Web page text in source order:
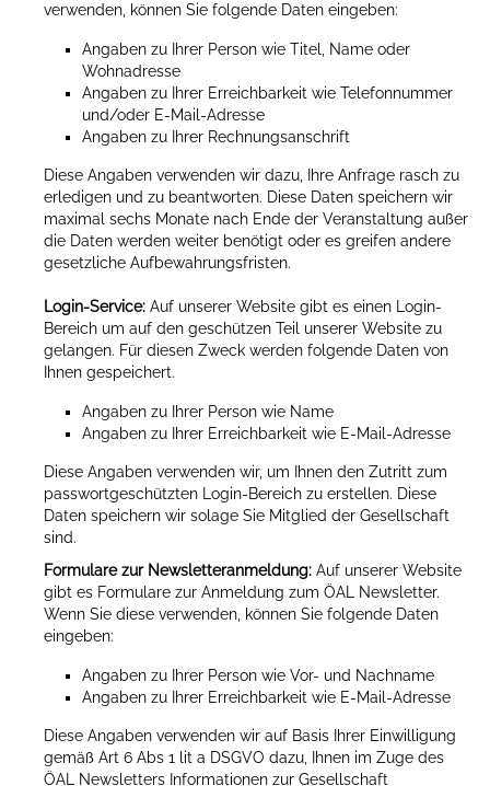
verwenden, können Sie folgende Daten eingeben:
Angaben zu Ihrer Person wie Titel, Name oder
Wohnadresse
Angaben zu Ihrer Erreichbarkeit wie Telefonnummer
und/oder E-Mail-Adresse
Angaben zu Ihrer Rechnungsanschrift
Diese Angaben verwenden wir dazu, Ihre Anfrage rasch zu
erledigen und zu beantworten. Diese Daten speichern wir
maximal sechs Monate nach Ende der Veranstaltung außer
die Daten werden weiter benötigt oder es greifen andere
gesetzliche Aufbewahrungsfristen.
Login-Service: Auf unserer Website gibt es einen Login-
Bereich um auf den geschützen Teil unserer Website zu
gelangen. Für diesen Zweck werden folgende Daten von
Ihnen gespeichert.
Angaben zu Ihrer Person wie Name
Angaben zu Ihrer Erreichbarkeit wie E-Mail-Adresse
Diese Angaben verwenden wir, um Ihnen den Zutritt zum
passwortgeschützten Login-Bereich zu erstellen. Diese
Daten speichern wir solage Sie Mitglied der Gesellschaft
sind.
Formulare zur Newsletteranmeldung: Auf unserer Website
gibt es Formulare zur Anmeldung zum ÖAL Newsletter.
Wenn Sie diese verwenden, können Sie folgende Daten
eingeben:
Angaben zu Ihrer Person wie Vor- und Nachname
Angaben zu Ihrer Erreichbarkeit wie E-Mail-Adresse
Diese Angaben verwenden wir auf Basis Ihrer Einwilligung
gemäß Art 6 Abs 1 lit a DSGVO dazu, Ihnen im Zuge des
ÖAL Newsletters Informationen zur Gesellschaft